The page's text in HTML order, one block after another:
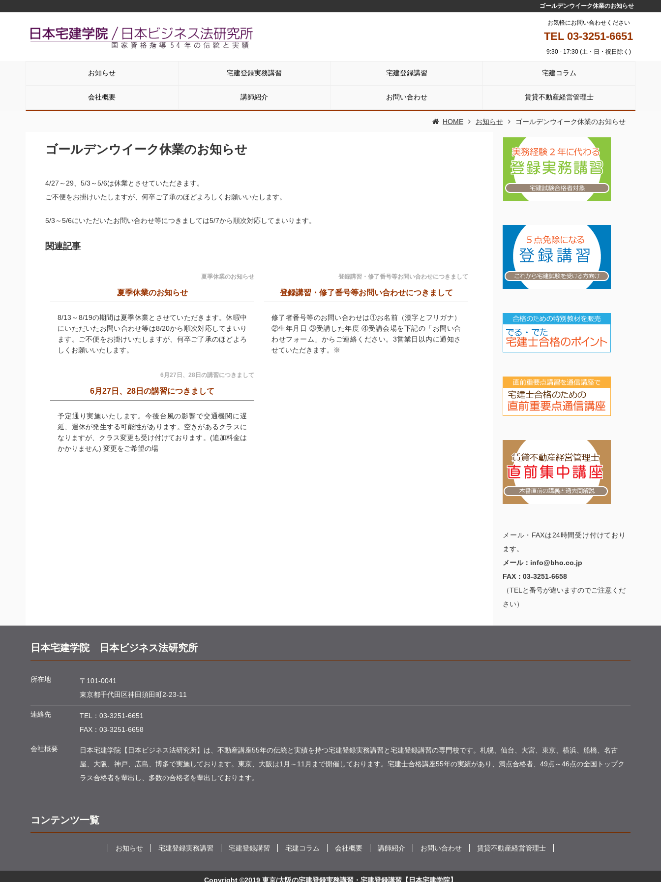
ゴールデンウイーク休業のお知らせ
お気軽にお問い合わせください
TEL 03-3251-6651
9:30 - 17:30 (土・日・祝日除く)
お知らせ 宅建登録実務講習 宅建登録講習 宅建コラム
会社概要 講師紹介 お問い合わせ 賃貸不動産経営管理士
HOME お知らせ ゴールデンウイーク休業のお知らせ
ゴールデンウイーク休業のお知らせ
4/27～29、 5/3～5/6は休業とさせていただきます。
ご不便をお掛けいたしますが、何卒ご了承のほどよろしくお願いいたします。
5/3～5/6にいただいたお問い合わせ等につきましては5/7から順次対応してまいります。
関連記事
夏季休業のお知らせ
夏季休業のお知らせ
8/13～8/19の期間は夏季休業とさせていただきます。休暇中
にいただいたお問い合わせ等は8/20から順次対応してまいり
ます。ご不便をお掛けいたしますが、何卒ご了承のほどよろ
しくお願いいたします。
登録講習・修了番号等お問い合わせにつきまして
登録講習・修了番号等お問い合わせにつきまして
修了者番号等のお問い合わせは①お名前（漢字とフリガナ）
②生年月日 ③受講した年度 ④受講会場を下記の「お問い合
わせフォーム」からご連絡ください。3営業日以内に通知さ
せていただきます。※
6月27日、28日の講習につきまして
6月27日、28日の講習につきまして
予定通り実施いたします。今後台風の影響で交通機関に遅
延、運休が発生する可能性があります。空きがあるクラスに
なりますが、クラス変更も受け付けております。(追加料金は
かかりません) 変更をご希望の場
メール・FAXは24時間受け付けており
ます。
メール：info@bho.co.jp
FAX：03-3251-6658
（TELと番号が違いますのでご注意くだ
さい）
日本宅建学院 日本ビジネス法研究所
所在地
〒101-0041
東京都千代田区神田須田町2-23-11
連絡先 TEL： 03-3251-6651
FAX：03-3251-6658
会社概要
日本宅建学院【日本ビジネス法研究所】は、不動産講座55年の伝統と実績を持つ宅建登録実務講習と宅建登録講習の専門校です。札幌、仙台、大宮、東京、横浜、船橋、名古
屋、大阪、神戸、広島、博多で実施しております。東京、大阪は1月～11月まで開催しております。宅建士合格講座55年の実績があり、満点合格者、49点～46点の全国トップク
ラス合格者を輩出し、多数の合格者を輩出しております。
コンテンツ一覧
お知らせ 宅建登録実務講習 宅建登録講習 宅建コラム 会社概要 講師紹介 お問い合わせ 賃貸不動産経営管理士
Copyright ©2019 東京/大阪の宅建登録実務講習・宅建登録講習【日本宅建学院】